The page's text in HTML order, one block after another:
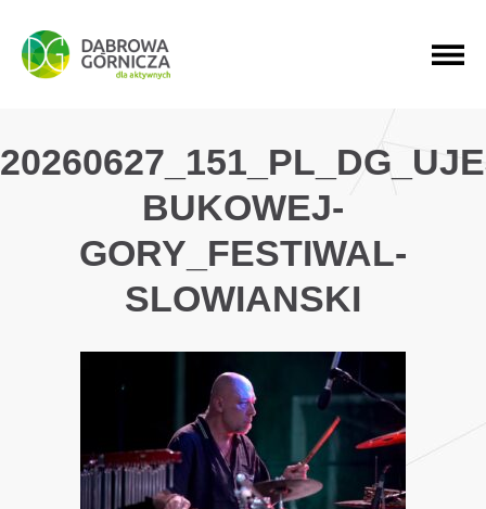
PRZEJDŹ DO MENU GŁÓWNEGO
PRZEJDŹ DO WYSZUKIWARKI
PRZEJDŹ DO TREŚCI
BUKOWEJ-
GORY_FESTIWAL-
SLOWIANSKI